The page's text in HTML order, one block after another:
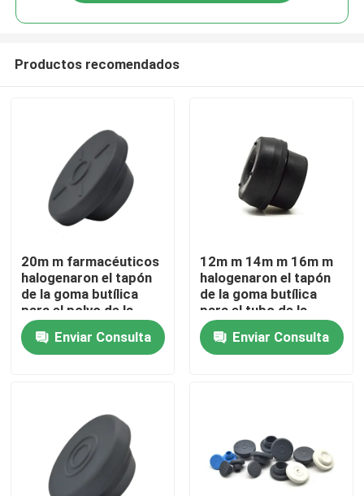
Inicio
Productos
Sobre nosotros
Control de Calidad
Productos recomendados
20m m farmacéuticos
halogenaron el tapón
de la goma butílica
para el polvo de la
inyección
Enviar Consulta
12m m 14m m 16m m
halogenaron el tapón
de la goma butílica
para el tubo de la
colección de la sangre
Enviar Consulta